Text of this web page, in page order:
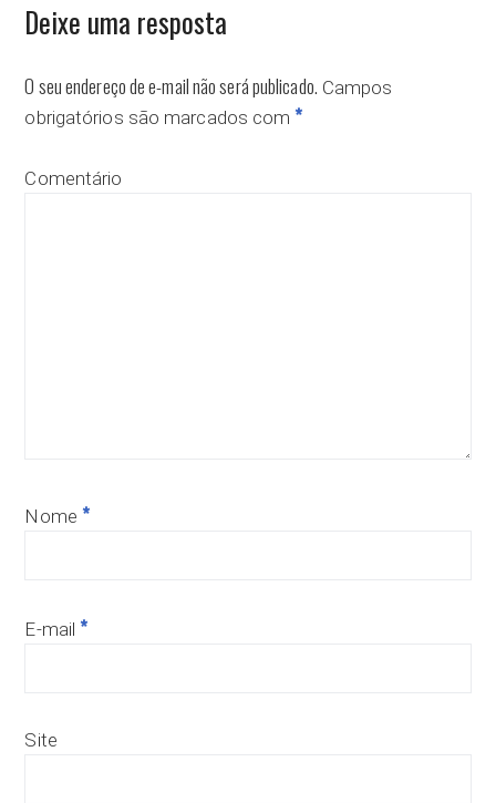
Deixe uma resposta
O seu endereço de e-mail não será publicado. Campos
obrigatórios são marcados com *
Comentário
Nome *
E-mail *
Site